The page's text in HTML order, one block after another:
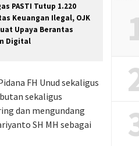
PASTI Tutup 1.220
Keuangan Ilegal, OJK
Upaya Berantas
Digital
FH Unud sekaligus
sekaligus
dan mengundang
SH MH sebagai